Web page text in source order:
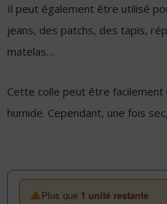
Il peut également être utilisé
jeans, des patchs, des tapis,
matelas…
Cette colle peut être facilement
humide. Cependant, une fois sec,
Plus que 1 unité restante